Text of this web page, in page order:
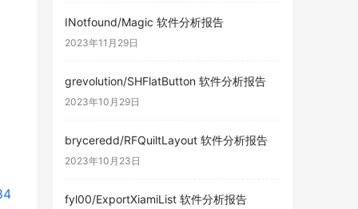
INotfound/Magic 软件分析报告
2023年11月29日
grevolution/SHFlatButton 软件分析报告
2023年10月29日
bryceredd/RFQuiltLayout 软件分析报告
2023年10月23日
fyl00/ExportXiamiList 软件分析报告